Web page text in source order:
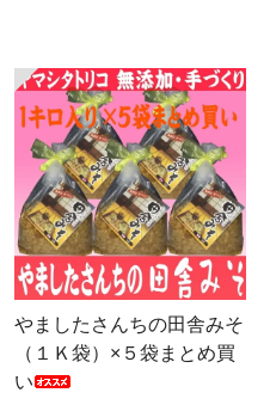
やましたさんちの田舎みそ
（１Ｋ袋）×５袋まとめ買
い